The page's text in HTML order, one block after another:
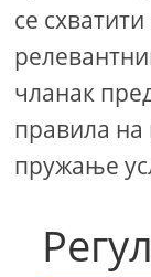
се
чланак
правила на
пружање